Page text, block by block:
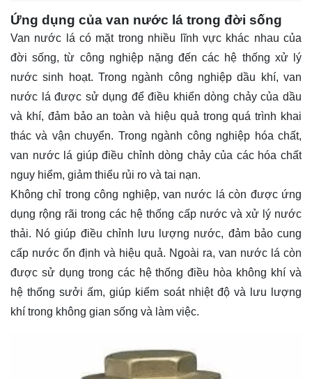
Ứng dụng của van nước lá trong đời sống
Van nước lá có mặt trong nhiều lĩnh vực khác nhau của
đời sống, từ công nghiệp nặng đến các hệ thống xử lý
nước sinh hoạt. Trong ngành công nghiệp dầu khí, van
nước lá được sử dụng để điều khiển dòng chảy của dầu
và khí, đảm bảo an toàn và hiệu quả trong quá trình khai
thác và vận chuyển. Trong ngành công nghiệp hóa chất,
van nước lá giúp điều chỉnh dòng chảy của các hóa chất
nguy hiểm, giảm thiểu rủi ro và tai nạn.
Không chỉ trong công nghiệp, van nước lá còn được ứng
dụng rộng rãi trong các hệ thống cấp nước và xử lý nước
thải. Nó giúp điều chỉnh lưu lượng nước, đảm bảo cung
cấp nước ổn định và hiệu quả. Ngoài ra, van nước lá còn
được sử dụng trong các hệ thống điều hòa không khí và
hệ thống sưởi ấm, giúp kiểm soát nhiệt độ và lưu lượng
khí trong không gian sống và làm việc.